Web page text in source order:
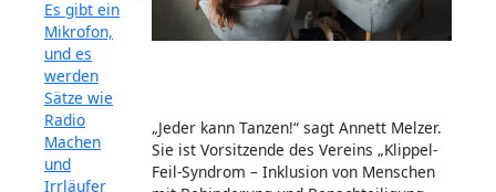
„Jeder kann Tanzen!“ sagt Annett Melzer.
Sie ist Vorsitzende des Vereins „Klippel-
Feil-Syndrom – Inklusion von Menschen